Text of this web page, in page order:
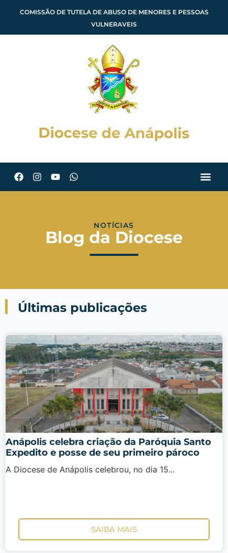
COMISSÃO DE TUTELA DE ABUSO DE MENORES E PESSOAS
VULNERAVEIS
NOTÍCIAS
Blog da Diocese
Últimas publicações
Anápolis celebra criação da Paróquia Santo
Expedito e posse de seu primeiro pároco
A Diocese de Anápolis celebrou, no dia 15...
SAIBA MAIS